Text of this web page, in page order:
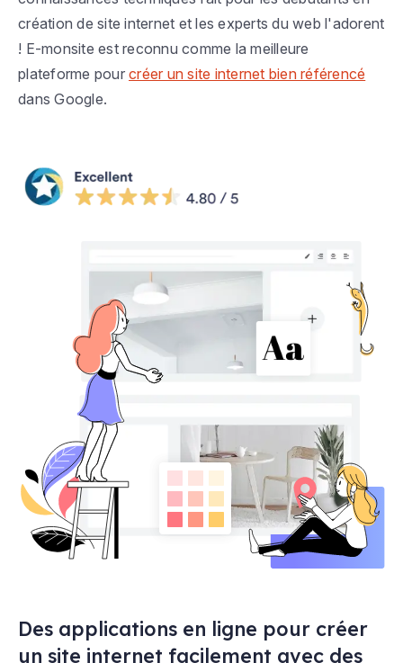
création de site internet et les experts du web l'adorent
! E-monsite est reconnu comme la meilleure
plateforme pour créer un site internet bien référencé
dans Google.
Des applications en ligne pour créer
un site internet facilement avec des